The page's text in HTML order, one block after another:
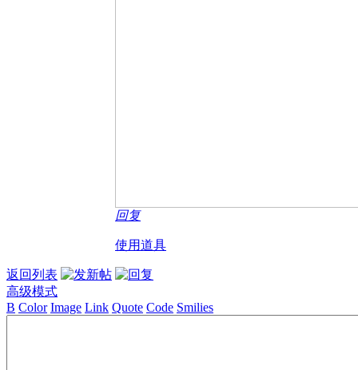
回复
使用道具
返回列表
高级模式
B Color Image Link Quote Code Smilies